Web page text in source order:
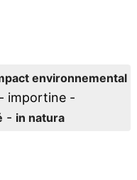
environnemental
- importine -
- in natura